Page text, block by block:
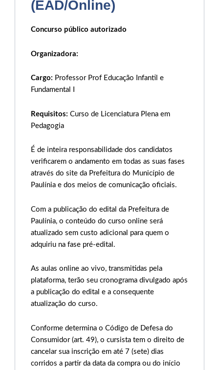
(EAD/Online)
Concurso público autorizado
Organizadora:
Cargo: Professor Prof Educação Infantil e
Fundamental I
Requisitos: Curso de Licenciatura Plena em
Pedagogia
É de inteira responsabilidade dos candidatos
verificarem o andamento em todas as suas fases
através do site da Prefeitura do Município de
Paulínia e dos meios de comunicação oficiais.
Com a publicação do edital da Prefeitura de
Paulínia, o conteúdo do curso online será
atualizado sem custo adicional para quem o
adquiriu na fase pré-edital.
As aulas online ao vivo, transmitidas pela
plataforma, terão seu cronograma divulgado após
a publicação do edital e a consequente
atualização do curso.
Conforme determina o Código de Defesa do
Consumidor (art. 49), o cursista tem o direito de
cancelar sua inscrição em até 7 (sete) dias
corridos a partir da data da compra ou do início